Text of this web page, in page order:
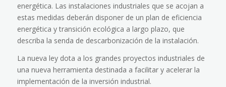
energética. Las instalaciones industriales que se acojan a
estas medidas deberán disponer de un plan de eficiencia
energética y transición ecológica a largo plazo, que
describa la senda de descarbonización de la instalación.
La nueva ley dota a los grandes proyectos industriales de
una nueva herramienta destinada a facilitar y acelerar la
implementación de la inversión industrial.